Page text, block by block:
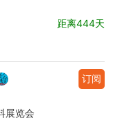
距离444天
订阅
展览会